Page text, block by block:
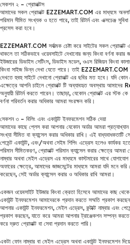
সেকশন ২ – প্রোডাক্টস
আমাদের সকল প্রোডাক্ট EZZEMART.COM এর মাধ্যমে
পরিমান সীমিত সংখ্যক ও হতে পারে, তাই রিটার্ন এবং এক্সচেঞ্জ
প্রসেস করা হবে।
EZZEMART.COM সর্বাত্মক চেষ্টা করে সাইটের সকল প্রোডাক্ট
থাকলে তা সঠিকভাবে ওয়েবসাইটে দেখানোর জন্য কিংবা বর্ণনা
ইউজারের ডিভাইস সেটিংস, ডিভাইস মডেল, ওএস রিজিয়ন কিংবা
কিংবা সাইজ ভিন্ন দেখা যেতে পারে। তাই EZZEMART.COM
দেখতে হুবহু সাইটে দেখানো প্রোডাক্ট এর ছবির মত হবে। যদি কোন
এক্ষেত্রে আপনি চাইলে প্রোডাক্ট টি অব্যাবহৃত অবস্থায়
অনুযায়ী রিটার্ন করতে পারেন। তাছাড়া, যেকোন প্রোডাক্ট এর স্টক
বর্ণনা পরিবর্তন করার অধিকার আমরা সংরক্ষন করি।
সেকশন ৩ – বিলিং এবং একাউন্ট ইনফরমেশন সঠিক দেয়া
আমাদের কাছে প্লেস করা আপনার যেকোন অর্ডার আমরা প্রত্যাখ্যান
সংখ্যা সীমিত বা ক্যান্সেল করার অধিকার রাখি। এই
পেমেন্ট একাউন্ট, এবং/অথবা সেইম শিপিং এড্রেস হলেও কার্যকর
পরিমান সীমিতকরণ, প্রোডাক্ট পরিমান ক্যান্সেল করার ক্ষেত্রে আমরা
নাম্বার অথবা মেইল এড্রেস এর মাধ্যমে কাস্টমারের সাথে যোগাযোগ
অফারের ক্ষেত্রে, আমাদের জাজমেন্টের মাধ্যমে আমরা যদি মনে করি
করেছেন, সেই অর্ডার ক্যান্সেল করার ও অধিকার রাখি আমরা।
একজন ওয়েবসাইট ইউজার কিংবা ক্রেতা হিসেবে আমাদের কাছ
একাউন্ট ইনফরমেশন আমাদেরকে প্রদান করতে সম্মতি প্রকাশ
আপনার একাউন্ট ইনফরমেশন, মেইল এড্রেস, কন্টাক্ট নাম্বার এবং
প্রকাশ করছেন, যাতে করে আমরা আপনার ট্রাঞ্জেকশন সম্পন্ন
করে দ্রুত প্রোডাক্ট বা সেবা প্রদান করতে পারি।
একটা ফোন নাম্বার বা মেইল এড্রেস অথবা একাউন্ট ইনফরমেশন